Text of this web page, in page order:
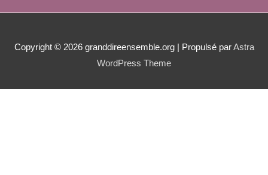
Copyright © 2026 granddireensemble.org| Propulsé parAstra
WordPress Theme